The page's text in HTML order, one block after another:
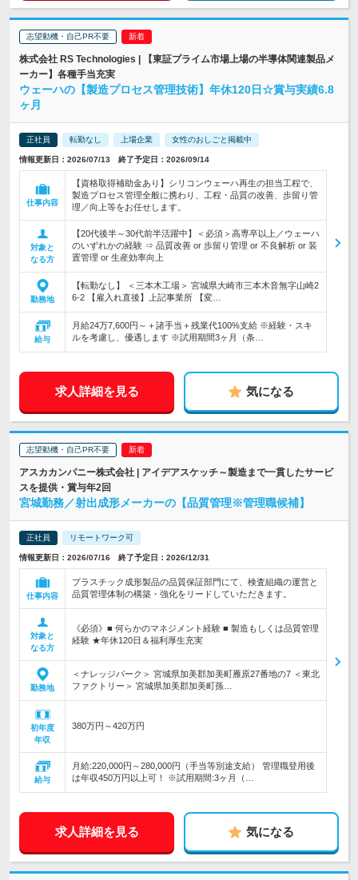
志望動機・自己PR不要
株式会社 RS Technologies | 【東証プライム市場上場の半導体関連製品メ
ーカー】各種手当充実
ウェーハの【製造プロセス管理技術】年休120日☆賞与実績6.8
ヶ月
正社員 転勤なし 上場企業 女性のおしごと掲載中
情報更新日：2026/07/13 終了予定日：2026/09/14
仕事内容
【資格取得補助金あり】シリコンウェーハ再生の担当工程で、
製造プロセス管理全般に携わり、工程・品質の改善、歩留り管
理／向上等をお任せします。
対象と
なる方
【20代後半～30代前半活躍中】＜必須＞高専卒以上／ウェーハ
のいずれかの経験 ⇒ 品質改善 or 歩留り管理 or 不良解析 or 装
置管理 or 生産効率向上
勤務地
【転勤なし】 ＜三本木工場＞ 宮城県大崎市三本木音無字山崎2
6-2 【雇入れ直後】上記事業所 【変…
給与
月給24万7,600円～＋諸手当＋残業代100%支給 ※経験・スキ
ルを考慮し、優遇します ※試用期間3ヶ月（条…
求人詳細を見る 気になる
志望動機・自己PR不要
アスカカンパニー株式会社 | アイデアスケッチ～製造まで一貫したサービ
スを提供・賞与年2回
宮城勤務／射出成形メーカーの【品質管理※管理職候補】
正社員 リモートワーク可
情報更新日：2026/07/16 終了予定日：2026/12/31
仕事内容
プラスチック成形製品の品質保証部門にて、検査組織の運営と
品質管理体制の構築・強化をリードしていただきます。
対象と
なる方
《必須》■ 何らかのマネジメント経験 ■ 製造もしくは品質管理
経験 ★年休120日＆福利厚生充実
勤務地
＜ナレッジパーク＞ 宮城県加美郡加美町雁原27番地の7 ＜東北
ファクトリー＞ 宮城県加美郡加美町孫…
初年度
年収
380万円～420万円
給与
月給:220,000円～280,000円（手当等別途支給） 管理職登用後
は年収450万円以上可！ ※試用期間:3ヶ月（…
求人詳細を見る 気になる